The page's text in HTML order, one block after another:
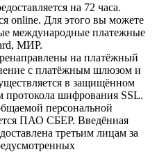
на 72 часа.
online. Для этого вы можете
международные платежные
МИР.
на платёжный
с платёжным шлюзом и
в защищённом
протокола шифрования SSL.
персональной
ПАО СБЕР. Введённая
третьим лицам за